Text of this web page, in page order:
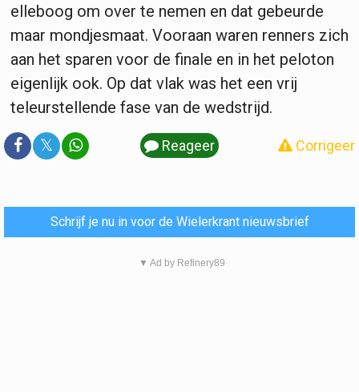
elleboog om over te nemen en dat gebeurde
maar mondjesmaat. Vooraan waren renners zich
aan het sparen voor de finale en in het peloton
eigenlijk ook. Op dat vlak was het een vrij
teleurstellende fase van de wedstrijd.
𝕏 Reageer Corrigeer
Schrijf je nu in voor de Wielerkrant nieuwsbrief
▼ Ad by Refinery89